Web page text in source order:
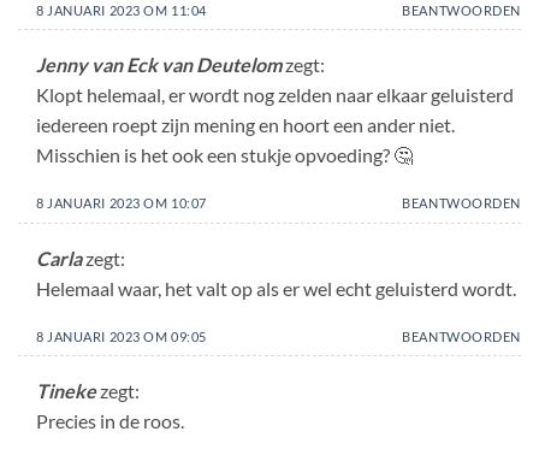
8 JANUARI 2023 OM 11:04 BEANTWOORDEN
Jenny van Eck van Deutelomzegt:
Klopt helemaal, er wordt nog zelden naar elkaar geluisterd
iedereen roept zijn mening en hoort een ander niet.
Misschien is het ook een stukje opvoeding? 🤔
8 JANUARI 2023 OM 10:07 BEANTWOORDEN
Carlazegt:
Helemaal waar, het valt op als er wel echt geluisterd wordt.
8 JANUARI 2023 OM 09:05 BEANTWOORDEN
Tinekezegt:
Precies in de roos.